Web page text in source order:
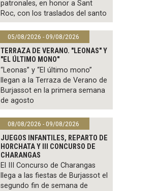
patronales, en honor a Sant
Roc, con los traslados del santo
05/08/2026 - 09/08/2026
TERRAZA DE VERANO. "LEONAS" Y
"EL ÚLTIMO MONO"
“Leonas” y “El último mono”
llegan a la Terraza de Verano de
Burjassot en la primera semana
de agosto
08/08/2026 - 09/08/2026
JUEGOS INFANTILES, REPARTO DE
HORCHATA Y III CONCURSO DE
CHARANGAS
El III Concurso de Charangas
llega a las fiestas de Burjassot el
segundo fin de semana de